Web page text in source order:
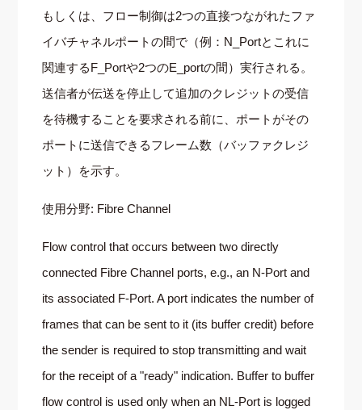
もしくは、フロー制御は2つの直接つながれたファ
イバチャネルポートの間で（例：N_Portとこれに
関連するF_Portや2つのE_portの間）実行される。
送信者が伝送を停止して追加のクレジットの受信
を待機することを要求される前に、ポートがその
ポートに送信できるフレーム数（バッファクレジ
ット）を示す。
使用分野: Fibre Channel
Flow control that occurs between two directly
connected Fibre Channel ports, e.g., an N-Port and
its associated F-Port. A port indicates the number of
frames that can be sent to it (its buffer credit) before
the sender is required to stop transmitting and wait
for the receipt of a "ready" indication. Buffer to buffer
flow control is used only when an NL-Port is logged